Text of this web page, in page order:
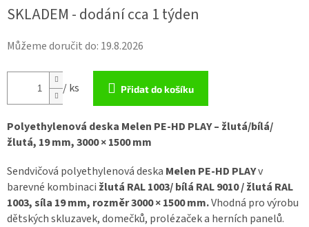
SKLADEM - dodání cca 1 týden
Můžeme doručit do: 19.8.2026
/ ks Přidat do košíku
Polyethylenová deska Melen PE-HD PLAY – žlutá/bílá/
žlutá, 19 mm, 3000 × 1500 mm
Sendvičová polyethylenová deska Melen PE-HD PLAYv
barevné kombinaci žlutá RAL 1003/ bílá RAL 9010 / žlutá RAL
1003,síla 19 mm, rozměr 3000 × 1500 mm.Vhodná pro výrobu
dětských skluzavek, domečků, prolézaček a herních panelů.